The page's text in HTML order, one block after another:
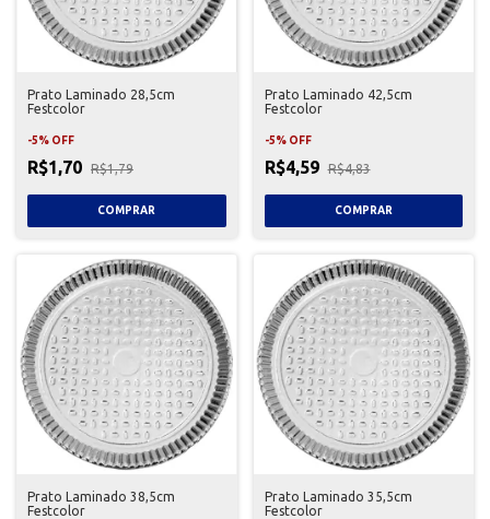
Prato Laminado 28,5cm
Festcolor
-5% OFF
R$1,70 R$1,79
Prato Laminado 42,5cm
Festcolor
-5% OFF
R$4,59 R$4,83
Prato Laminado 38,5cm
Festcolor
Prato Laminado 35,5cm
Festcolor